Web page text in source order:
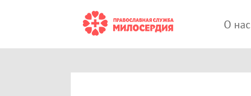
О нас